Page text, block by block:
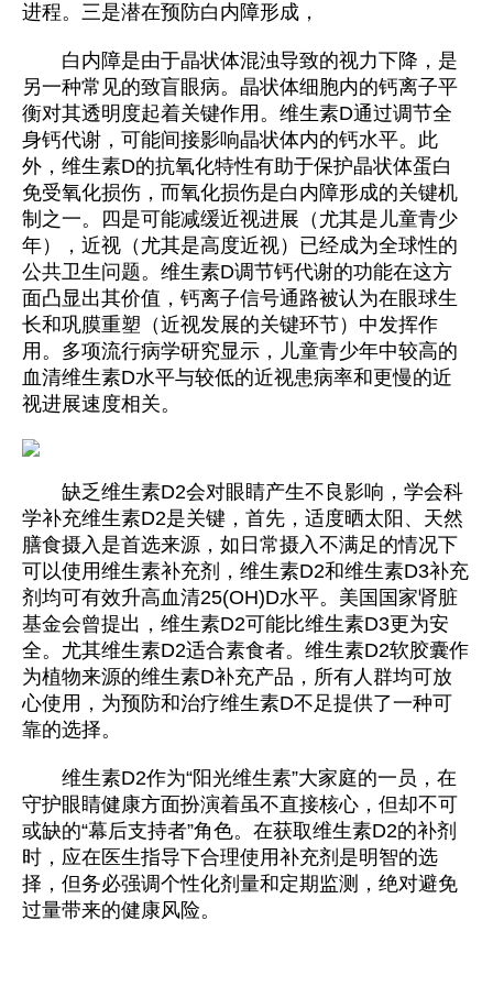
进程。三是潜在预防白内障形成，
白内障是由于晶状体混浊导致的视力下降，是
另一种常见的致盲眼病。晶状体细胞内的钙离子平
衡对其透明度起着关键作用。维生素D通过调节全
身钙代谢，可能间接影响晶状体内的钙水平。此
外，维生素D的抗氧化特性有助于保护晶状体蛋白
免受氧化损伤，而氧化损伤是白内障形成的关键机
制之一。四是可能减缓近视进展（尤其是儿童青少
年），近视（尤其是高度近视）已经成为全球性的
公共卫生问题。维生素D调节钙代谢的功能在这方
面凸显出其价值，钙离子信号通路被认为在眼球生
长和巩膜重塑（近视发展的关键环节）中发挥作
用。多项流行病学研究显示，儿童青少年中较高的
血清维生素D水平与较低的近视患病率和更慢的近
视进展速度相关。
缺乏维生素D2会对眼睛产生不良影响，学会科
学补充维生素D2是关键，首先，适度晒太阳、天然
膳食摄入是首选来源，如日常摄入不满足的情况下
可以使用维生素补充剂，维生素D2和维生素D3补充
剂均可有效升高血清25(OH)D水平。美国国家肾脏
基金会曾提出，维生素D2可能比维生素D3更为安
全。尤其维生素D2适合素食者。维生素D2软胶囊作
为植物来源的维生素D补充产品，所有人群均可放
心使用，为预防和治疗维生素D不足提供了一种可
靠的选择。
维生素D2作为“阳光维生素”大家庭的一员，在
守护眼睛健康方面扮演着虽不直接核心，但却不可
或缺的“幕后支持者”角色。在获取维生素D2的补剂
时，应在医生指导下合理使用补充剂是明智的选
择，但务必强调个性化剂量和定期监测，绝对避免
过量带来的健康风险。